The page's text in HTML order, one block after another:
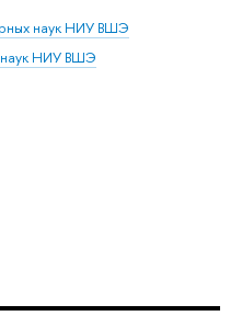
наук НИУ ВШЭ
наук НИУ ВШЭ